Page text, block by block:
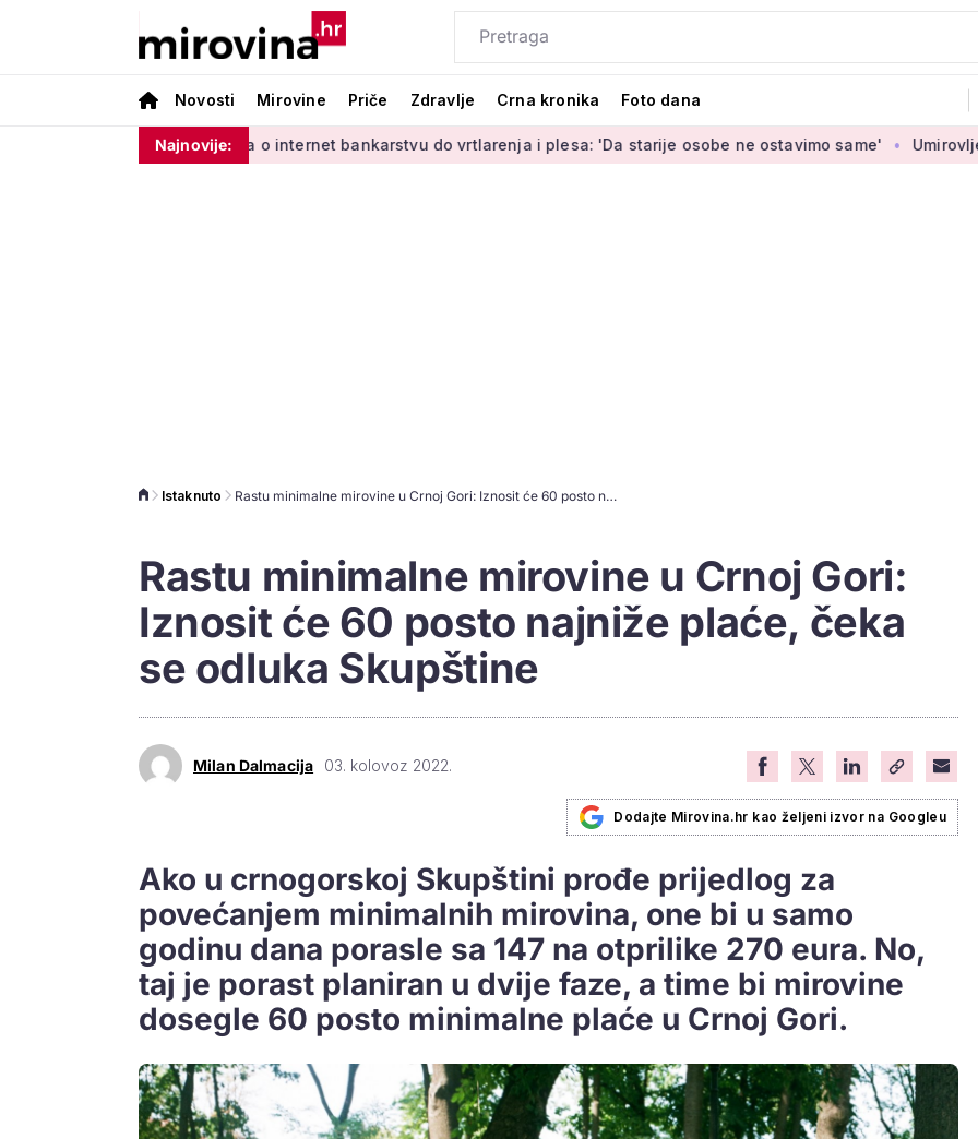
Novosti Mirovine Priče Zdravlje Crna kronika Foto dana
Najnovije:
Od učenja o internet bankarstvu do vrtlarenja i plesa: 'Da starije osobe ne ostavimo same' Umirovljenica Jasmina
Istaknuto Rastu minimalne mirovine u Crnoj Gori: Iznosit će 60 posto najniže plaće, čeka se odluka Skupštine
Rastu minimalne mirovine u Crnoj Gori:
Iznosit će 60 posto najniže plaće, čeka
se odluka Skupštine
Milan Dalmacija 03. kolovoz 2022.
Dodajte Mirovina.hr kao željeni izvor na Googleu
Ako u crnogorskoj Skupštini prođe prijedlog za
povećanjem minimalnih mirovina, one bi u samo
godinu dana porasle sa 147 na otprilike 270 eura. No,
taj je porast planiran u dvije faze, a time bi mirovine
dosegle 60 posto minimalne plaće u Crnoj Gori.